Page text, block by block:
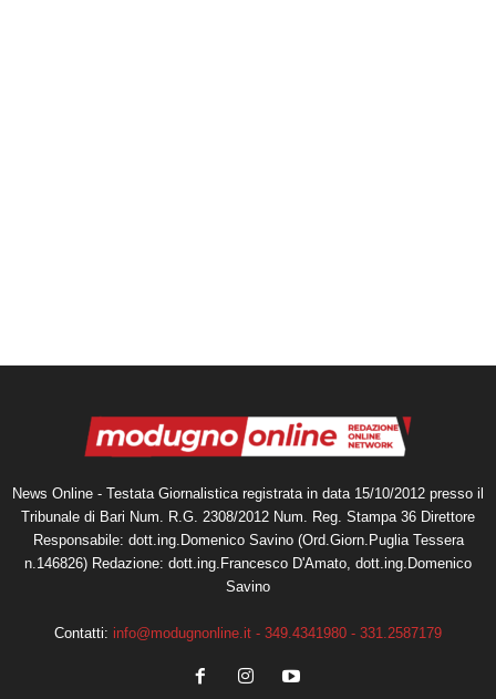
News Online - Testata Giornalistica registrata in data 15/10/2012 presso il
Tribunale di Bari Num. R.G. 2308/2012 Num. Reg. Stampa 36 Direttore
Responsabile: dott.ing.Domenico Savino (Ord.Giorn.Puglia Tessera
n.146826) Redazione: dott.ing.Francesco D'Amato, dott.ing.Domenico
Savino
Contatti: info@modugnonline.it - 349.4341980 - 331.2587179